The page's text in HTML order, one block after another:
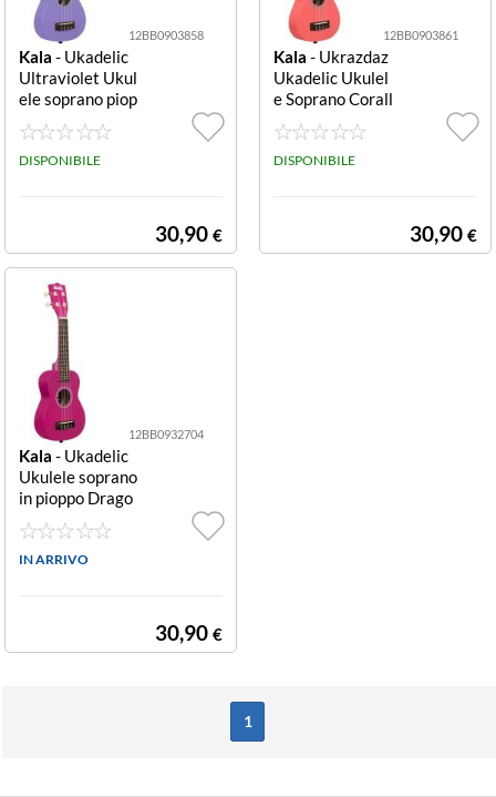
12BB0903858
Kala - Ukadelic
Ultraviolet Ukul
ele soprano piop
po lilla Ukulele
Kala UKULTRA
VIOLET UKADE
DISPONIBILE
30,90 €
12BB0903861
Kala - Ukrazdaz
Ukadelic Ukulel
e Soprano Corall
o Ukulele Kala
UKRAZDAZ UK
ADELIC Corallo
DISPONIBILE
30,90 €
12BB0932704
Kala - Ukadelic
Ukulele soprano
in pioppo Drago
n fruit Solid
IN ARRIVO
30,90 €
1